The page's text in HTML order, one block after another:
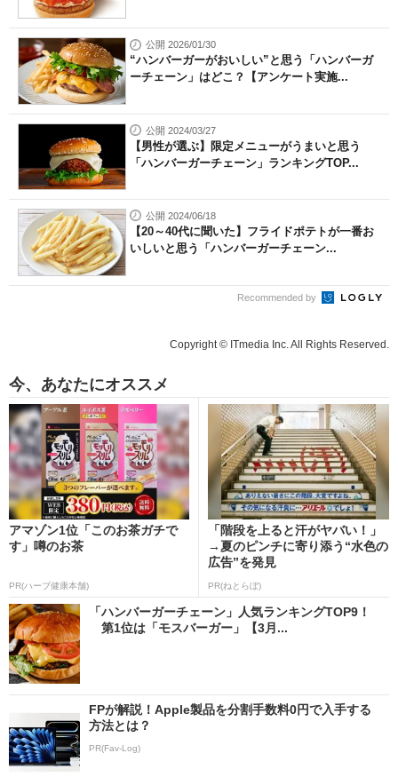
公開 2026/01/30
“ハンバーガーがおいしい”と思う「ハンバーガ
ーチェーン」はどこ？【アンケート実施...
公開 2024/03/27
【男性が選ぶ】限定メニューがうまいと思う
「ハンバーガーチェーン」ランキングTOP...
公開 2024/06/18
【20～40代に聞いた】フライドポテトが一番お
いしいと思う「ハンバーガーチェーン...
Recommended by
Copyright © ITmedia Inc. All Rights Reserved.
今、あなたにオススメ
アマゾン1位「このお茶ガチで
す」噂のお茶
PR(ハーブ健康本舗)
「階段を上ると汗がヤバい！」
→夏のピンチに寄り添う“水色の
広告”を発見
PR(ねとらぼ)
「ハンバーガーチェーン」人気ランキングTOP9！
第1位は「モスバーガー」【3月...
FPが解説！Apple製品を分割手数料0円で入手する
方法とは？
PR(Fav-Log)